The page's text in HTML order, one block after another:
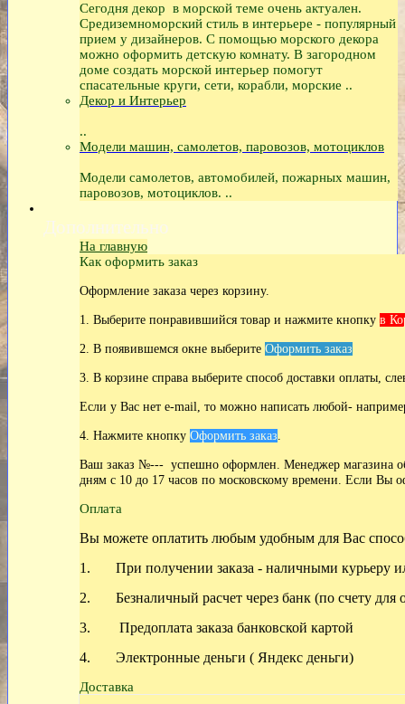
Сегодня декор в морской теме очень актуален.
Средиземноморский стиль в интерьере - популярный
прием у дизайнеров. С помощью морского декора
можно оформить детскую комнату. В загородном
доме создать морской интерьер помогут
спасательные круги, сети, корабли, морские ..
Декор и Интерьер
..
Модели машин, самолетов, паровозов, мотоциклов
Модели самолетов, автомобилей, пожарных машин,
паровозов, мотоциклов. ..
Дополнительно
На главную
Как оформить заказ
Оформление заказа через корзину.
1. Выберите понравившийся товар и нажмите кнопку в
2. В появившемся окне выберите Оформить заказ
3. В корзине справа выберите способ доставки оплаты,
Если у Вас нет e-mail, то можно написать любой-
4. Нажмите кнопку Оформить заказ.
Ваш заказ №--- успешно оформлен. Менеджер магазина
дням с 10 до 17 часов по московскому времени. Если Вы
Оплата
Вы можете оплатить любым удобным для Вас
1. При получении заказа - наличными курьеру
2. Безналичный расчет через банк (по счету для
3. Предоплата заказа банковской картой
4. Электронные деньги ( Яндекс деньги)
Доставка